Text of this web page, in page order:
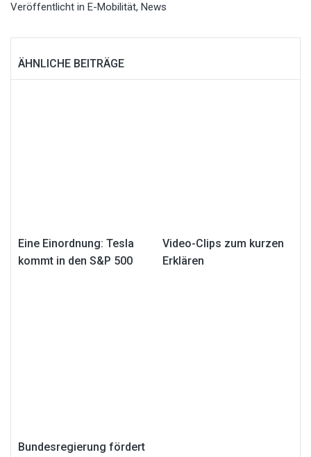
Veröffentlicht in E-Mobilität, News
ÄHNLICHE BEITRÄGE
Eine Einordnung: Tesla
kommt in den S&P 500
Video-Clips zum kurzen
Erklären
Bundesregierung fördert